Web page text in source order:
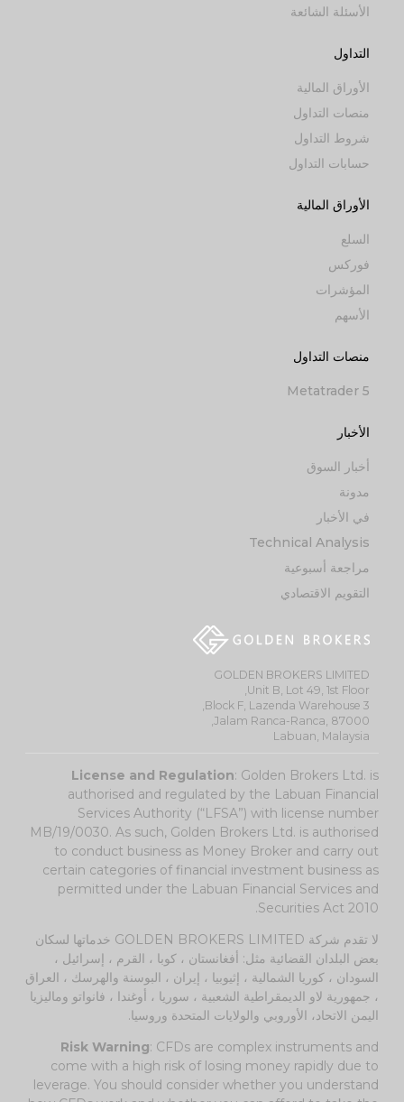
الأسئلة الشائعة
التداول
الأوراق المالية
منصات التداول
شروط التداول
حسابات التداول
الأوراق المالية
السلع
فوركس
المؤشرات
الأسهم
منصات التداول
Metatrader 5
الأخبار
أخبار السوق
مدونة
في الأخبار
Technical Analysis
مراجعة أسبوعية
التقويم الاقتصادي
GOLDEN BROKERS LIMITED
Unit B, Lot 49, 1st Floor,
Block F, Lazenda Warehouse 3,
Jalam Ranca-Ranca, 87000,
Labuan, Malaysia
License and Regulation: Golden Brokers Ltd. is
authorised and regulated by the Labuan Financial
Services Authority (“LFSA”) with license number
MB/19/0030. As such, Golden Brokers Ltd. is authorised
to conduct business as Money Broker and carry out
certain categories of financial investment business as
permitted under the Labuan Financial Services and
Securities Act 2010.
لا تقدم شركة GOLDEN BROKERS LIMITED خدماتها لسكان
بعض البلدان القضائية مثل: أفغانستان ، كوبا ، القرم ، إسرائيل ،
السودان ، كوريا الشمالية ، إثيوبيا ، إيران ، البوسنة والهرسك ، العراق
، جمهورية لاو الديمقراطية الشعبية ، سوريا ، أوغندا ، فانواتو وماليزيا
اليمن الاتحاد، الأوروبي والولايات المتحدة وروسيا.
Risk Warning: CFDs are complex instruments and
come with a high risk of losing money rapidly due to
leverage. You should consider whether you understand